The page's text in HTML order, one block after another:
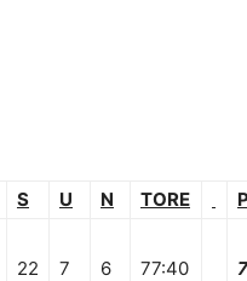
S U N TORE
22 7 6 77:40